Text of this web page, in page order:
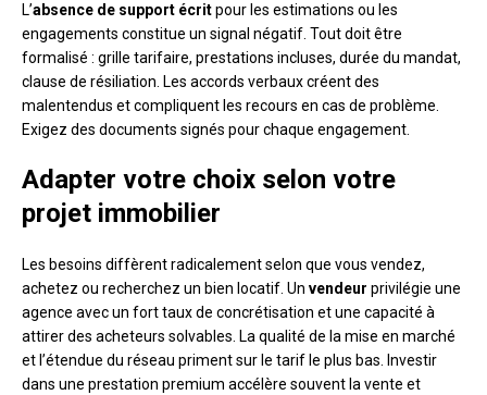
L’absence de support écritpour les estimations ou les
engagements constitue un signal négatif. Tout doit être
formalisé : grille tarifaire, prestations incluses, durée du mandat,
clause de résiliation. Les accords verbaux créent des
malentendus et compliquent les recours en cas de problème.
Exigez des documents signés pour chaque engagement.
Adapter votre choix selon votre
projet immobilier
Les besoins diffèrent radicalement selon que vous vendez,
achetez ou recherchez un bien locatif. Un vendeur privilégie une
agence avec un fort taux de concrétisation et une capacité à
attirer des acheteurs solvables. La qualité de la mise en marché
et l’étendue du réseau priment sur le tarif le plus bas. Investir
dans une prestation premium accélère souvent la vente et